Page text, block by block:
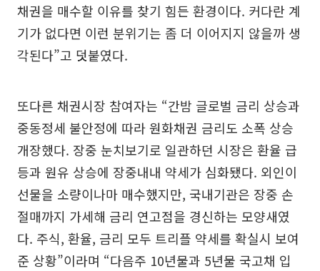
채권을 매수할 이유를 찾기 힘든 환경이다. 커다란 계
기가 없다면 이런 분위기는 좀 더 이어지지 않을까 생
각된다”고 덧붙였다.
또다른 채권시장 참여자는 “간밤 글로벌 금리 상승과
중동정세 불안정에 따라 원화채권 금리도 소폭 상승
개장했다. 장중 눈치보기로 일관하던 시장은 환율 급
등과 원유 상승에 장중내내 약세가 심화됐다. 외인이
선물을 소량이나마 매수했지만, 국내기관은 장중 손
절매까지 가세해 금리 연고점을 경신하는 모양새였
다. 주식, 환율, 금리 모두 트리플 약세를 확실시 보여
준 상황”이라며 “다음주 10년물과 5년물 국고채 입